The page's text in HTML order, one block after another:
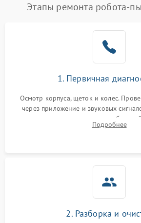
Этапы ремонта робота-
1. Первичная
Осмотр корпуса, щеток и колес.
через приложение и звуковых
аккумулятора и тестирование
Оценка работы лидара, бампера и
Подробнее
2. Разборка и